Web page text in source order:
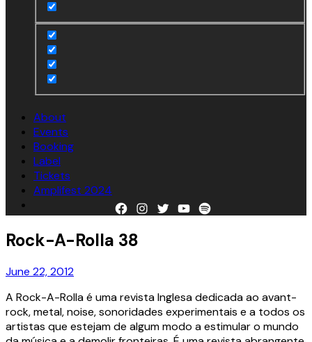
About
Events
Booking
Label
Tickets
Amplifest 2024
Facebook
Instagram
TwitterYouTubeSpotify
Rock-A-Rolla 38
June 22, 2012
A Rock-A-Rolla é uma revista Inglesa dedicada ao avant-
rock, metal, noise, sonoridades experimentais e a todos os
artistas que estejam de algum modo a estimular o mundo